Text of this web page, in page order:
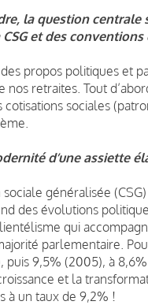
la question centrale
CSG et des
propos politiques et
nos retraites. Tout
cotisations sociales
d’une assiette
généralisée
des évolutions
qui
parlementaire.
puis 9,5% (2005), à
et la
à un taux de 9,2% !